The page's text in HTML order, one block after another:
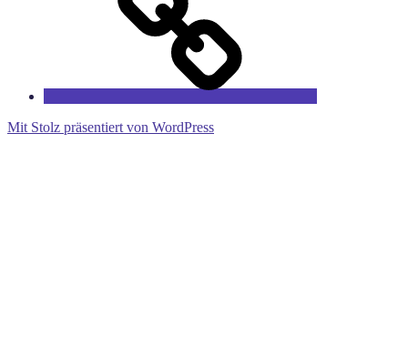
Mit Stolz präsentiert von WordPress